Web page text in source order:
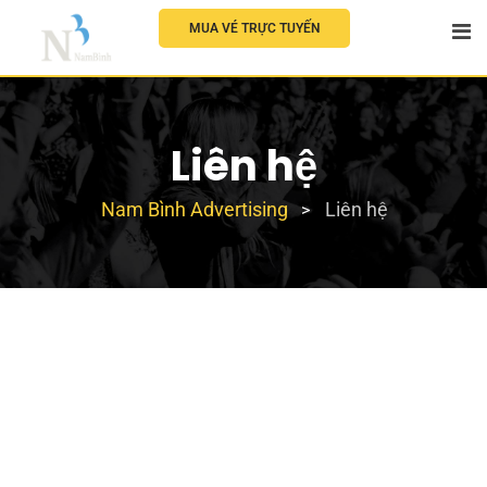
MUA VÉ TRỰC TUYẾN
Liên hệ
Nam Bình Advertising > Liên hệ